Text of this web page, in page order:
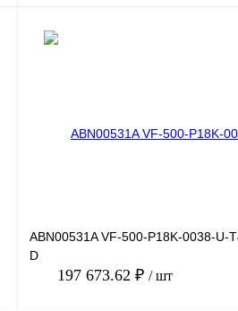
ABN00531A VF-500-P18K-0038-U-
D
197 673.62 ₽ / шт